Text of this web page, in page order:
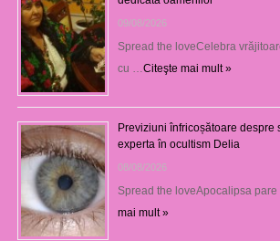
09/08/2026
Spread the loveCelebra
cu …Citeşte mai mult »
Previziuni înfricoșătoare despre
experta în ocultism Delia
08/08/2026
Spread the loveApocalipsa
mai mult »